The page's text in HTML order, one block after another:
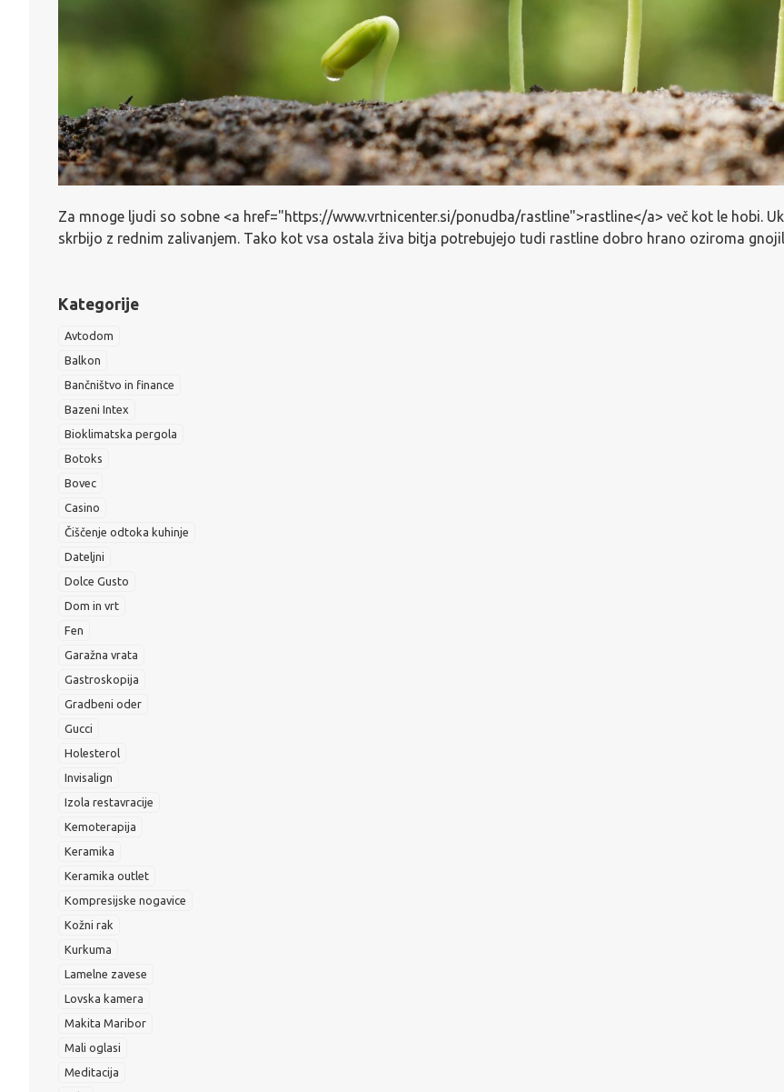
Za mnoge ljudi so sobne <a href="https://www.vrtnicenter.si/ponudba/rastline">rastline</a> več kot le hobi.
skrbijo z rednim zalivanjem. Tako kot vsa ostala živa bitja potrebujejo tudi rastline dobro hrano oziroma
Kategorije
Avtodom
Balkon
Bančništvo in finance
Bazeni Intex
Bioklimatska pergola
Botoks
Bovec
Casino
Čiščenje odtoka kuhinje
Dateljni
Dolce Gusto
Dom in vrt
Fen
Garažna vrata
Gastroskopija
Gradbeni oder
Gucci
Holesterol
Invisalign
Izola restavracije
Kemoterapija
Keramika
Keramika outlet
Kompresijske nogavice
Kožni rak
Kurkuma
Lamelne zavese
Lovska kamera
Makita Maribor
Mali oglasi
Meditacija